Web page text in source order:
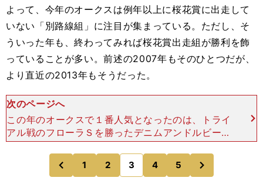
よって、今年のオークスは例年以上に桜花賞に出走して
いない「別路線組」に注目が集まっている。ただし、そ
ういった年も、終わってみれば桜花賞出走組が勝利を飾
っていることが多い。前述の2007年もそのひとつだが、
より直近の2013年もそうだった。
次のページへ
この年のオークスで１番人気となったのは、トライ
アル戦のフローラＳを勝ったデニムアンドルビー。
距離不安を囁かれていた桜花賞馬のアユサン、同２
着のレッドオーヴァルを抑えて、かなり高い評価を
受けていた。
前
のページへ
1 2 3 4 5
のページへ